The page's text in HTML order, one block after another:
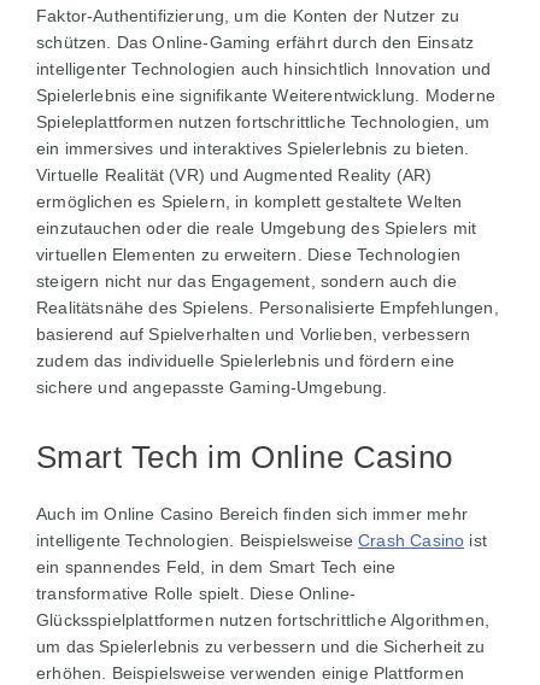
Faktor-Authentifizierung, um die Konten der Nutzer zu
schützen. Das Online-Gaming erfährt durch den Einsatz
intelligenter Technologien auch hinsichtlich Innovation und
Spielerlebnis eine signifikante Weiterentwicklung. Moderne
Spieleplattformen nutzen fortschrittliche Technologien, um
ein immersives und interaktives Spielerlebnis zu bieten.
Virtuelle Realität (VR) und Augmented Reality (AR)
ermöglichen es Spielern, in komplett gestaltete Welten
einzutauchen oder die reale Umgebung des Spielers mit
virtuellen Elementen zu erweitern. Diese Technologien
steigern nicht nur das Engagement, sondern auch die
Realitätsnähe des Spielens. Personalisierte Empfehlungen,
basierend auf Spielverhalten und Vorlieben, verbessern
zudem das individuelle Spielerlebnis und fördern eine
sichere und angepasste Gaming-Umgebung.
Smart Tech im Online Casino
Auch im Online Casino Bereich finden sich immer mehr
intelligente Technologien. BeispielsweiseCrash Casino ist
ein spannendes Feld, in dem Smart Tech eine
transformative Rolle spielt. Diese Online-
Glücksspielplattformen nutzen fortschrittliche Algorithmen,
um das Spielerlebnis zu verbessern und die Sicherheit zu
erhöhen. Beispielsweise verwenden einige Plattformen